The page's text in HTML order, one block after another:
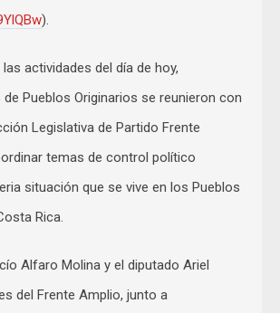
).
actividades del día de hoy,
Pueblos Originarios se reunieron con
Legislativa de Partido Frente
temas de control político
situación que se vive en los Pueblos
Rica.
Alfaro Molina y el diputado Ariel
del Frente Amplio, junto a